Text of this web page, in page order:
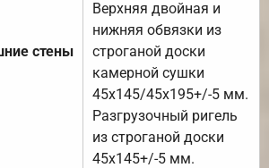
стены
Верхняя двойная и
нижняя обвязки из
строганой доски
камерной сушки
45х145/45х195+/-5 мм.
Разгрузочный ригель
из строганой доски
45х145+/-5 мм.